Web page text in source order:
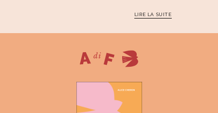
LIRE LA SUITE